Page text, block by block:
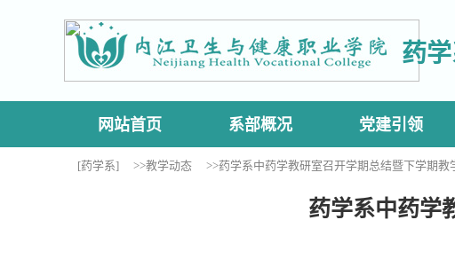
网站首页 系部概况 党建引领
药
[药学系] >>教学动态 >>药学系中药学教研室召开学期总结暨下学期教
药学系中药学